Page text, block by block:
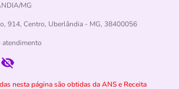
MG
914, Centro, Uberlândia - MG, 38400056
nesta página são obtidas da ANS e Receita